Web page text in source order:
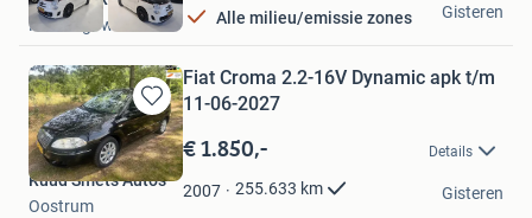
Alle milieu/emissie zones
Heerhugowaard
Gisteren
Bewaren
in
Mijn
Favorieten
Fiat Croma 2.2-16V Dynamic apk t/m
11-06-2027
€ 1.850,- Details
2007 255.633 km
Ruud Smets Auto's
Oostrum
Gisteren